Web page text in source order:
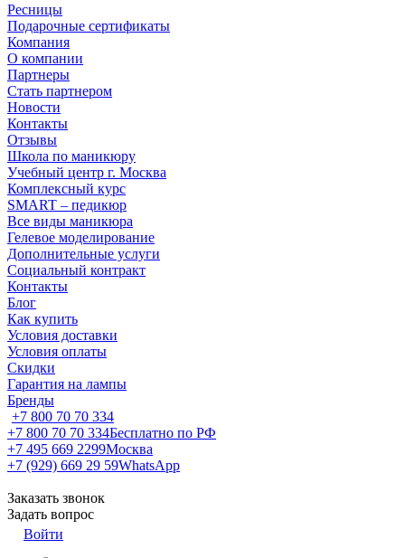
Ресницы
Подарочные сертификаты
Компания
О компании
Партнеры
Стать партнером
Новости
Контакты
Отзывы
Школа по маникюру
Учебный центр г. Москва
Комплексный курс
SMART – педикюр
Все виды маникюра
Гелевое моделирование
Дополнительные услуги
Социальный контракт
Контакты
Блог
Как купить
Условия доставки
Условия оплаты
Скидки
Гарантия на лампы
Бренды
+7 800 70 70 334
+7 800 70 70 334Бесплатно по РФ
+7 495 669 2299Москва
+7 (929) 669 29 59WhatsApp
Заказать звонок
Задать вопрос
Войти